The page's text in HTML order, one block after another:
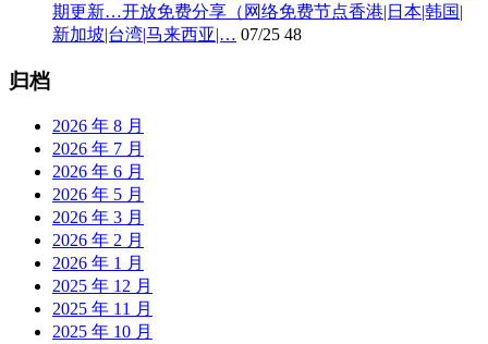
期更新…开放免费分享（网络免费节点香港|日本|韩国|
新加坡|台湾|马来西亚|… 07/25 48
归档
2026 年 8 月
2026 年 7 月
2026 年 6 月
2026 年 5 月
2026 年 3 月
2026 年 2 月
2026 年 1 月
2025 年 12 月
2025 年 11 月
2025 年 10 月